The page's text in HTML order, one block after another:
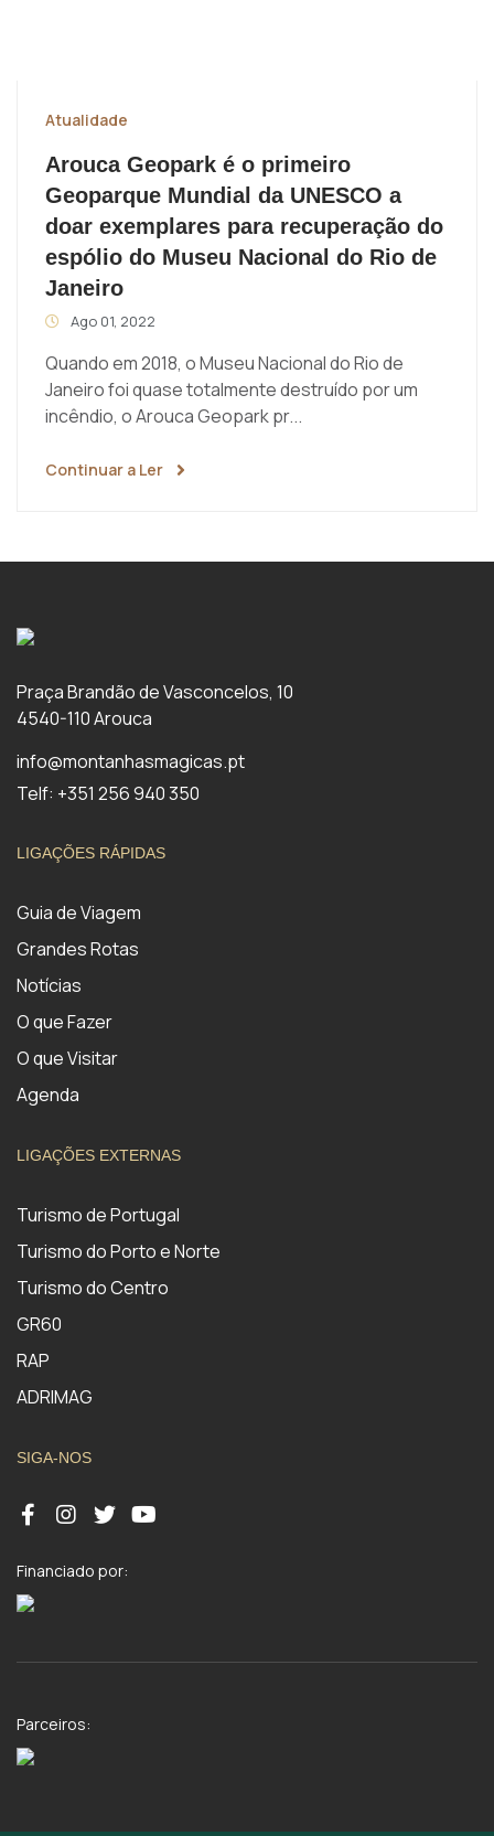
Atualidade
Arouca Geopark é o primeiro
Geoparque Mundial da UNESCO a
doar exemplares para recuperação do
espólio do Museu Nacional do Rio de
Janeiro
Ago 01, 2022
Quando em 2018, o Museu Nacional do Rio de
Janeiro foi quase totalmente destruído por um
incêndio, o Arouca Geopark pr...
Continuar a Ler
Praça Brandão de Vasconcelos, 10
4540-110 Arouca
info@montanhasmagicas.pt
Telf: +351 256 940 350
LIGAÇÕES RÁPIDAS
Guia de Viagem
Grandes Rotas
Notícias
O que Fazer
O que Visitar
Agenda
LIGAÇÕES EXTERNAS
Turismo de Portugal
Turismo do Porto e Norte
Turismo do Centro
GR60
RAP
ADRIMAG
SIGA-NOS
Financiado por:
Parceiros: